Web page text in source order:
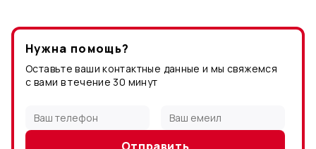
Нужна помощь?
Оставьте ваши контактные данные и мы свяжемся
с вами в течение 30 минут